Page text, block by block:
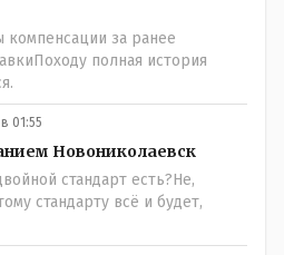
за ранее
полная история
01:55
Новониколаевск
стандарт есть?Не,
стандарту всё и будет,